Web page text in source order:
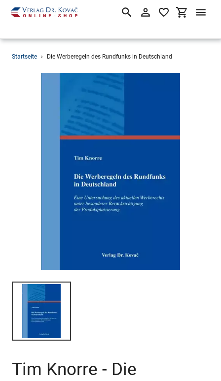
Direkt
SuchenEinloggen
Startseite › Die Werberegeln des Rundfunks in Deutschland
Tim Knorre - Die